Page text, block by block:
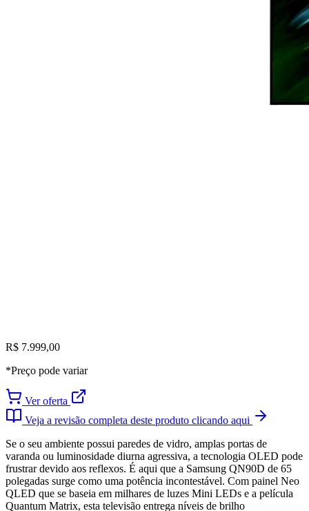
R$ 7.999,00
*Preço pode variar
Ver oferta
Veja a revisão completa deste produto clicando aqui
Se o seu ambiente possui paredes de vidro, amplas portas de
varanda ou luminosidade diurna agressiva, a tecnologia OLED pode
frustrar devido aos reflexos. É aqui que a Samsung QN90D de 65
polegadas surge como uma potência incontestável. Com painel Neo
QLED que se baseia em milhares de luzes Mini LEDs e a película
Quantum Matrix, esta televisão entrega níveis de brilho